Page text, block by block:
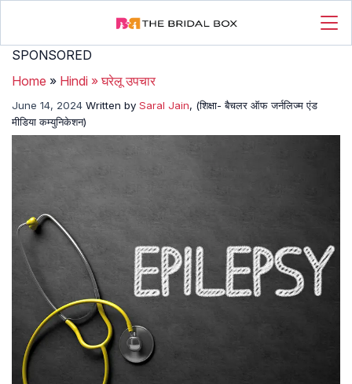
SPONSORED
Home » Hindi »घरेलू उपचार
June 14, 2024 Written by Saral Jain, (शिक्षा- बैचलर ऑफ जर्नलिज्म एंड
मीडिया कम्युनिकेशन)